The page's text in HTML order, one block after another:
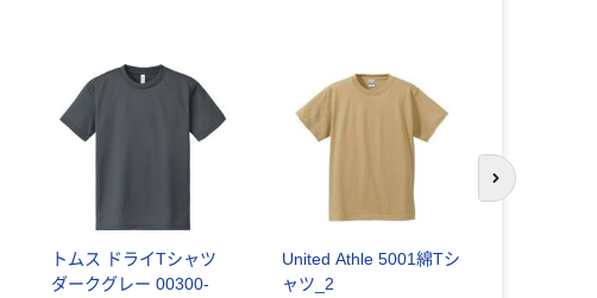
トムス ドライTシャツ
ダークグレー 00300-
United Athle 5001綿Tシ
ャツ_2
次のスライド